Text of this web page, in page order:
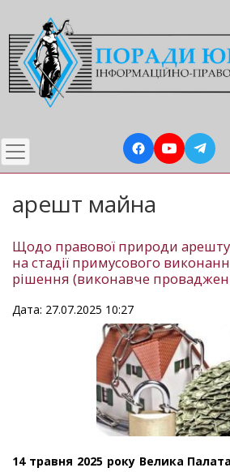
до
основного
вмісту
арешт майна
Щодо правової природи
на стадії примусового
рішення (виконавче
Дата: 27.07.2025 10:27
14 травня 2025 року Велика